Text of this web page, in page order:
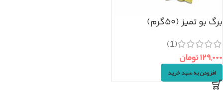
برگ بو تمیز (۵۰گرم)
(1)
۱۲۹,۰۰۰تومان
افزودن به سبد خرید